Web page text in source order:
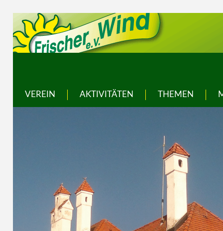
VEREIN AKTIVITÄTEN THEMEN